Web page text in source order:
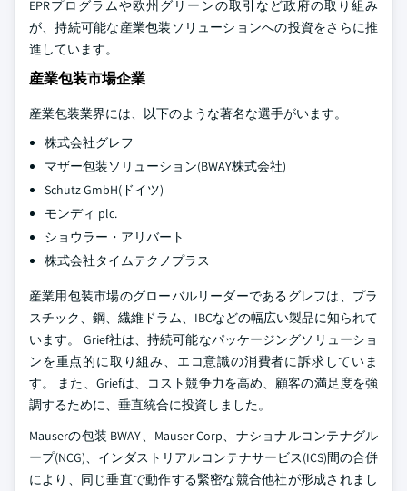
EPRプログラムや欧州グリーンの取引など政府の取り組み
が、持続可能な産業包装ソリューションへの投資をさらに推
進しています。
産業包装市場企業
産業包装業界には、以下のような著名な選手がいます。
株式会社グレフ
マザー包装ソリューション(BWAY株式会社)
Schutz GmbH(ドイツ)
モンディ plc.
ショウラー・アリバート
株式会社タイムテクノプラス
産業用包装市場のグローバルリーダーであるグレフは、プラ
スチック、鋼、繊維ドラム、IBCなどの幅広い製品に知られて
います。 Grief社は、持続可能なパッケージングソリューショ
ンを重点的に取り組み、エコ意識の消費者に訴求していま
す。 また、Griefは、コスト競争力を高め、顧客の満足度を強
調するために、垂直統合に投資しました。
Mauserの包装 BWAY、Mauser Corp、ナショナルコンテナグル
ープ(NCG)、インダストリアルコンテナサービス(ICS)間の合併
により、同じ垂直で動作する緊密な競合他社が形成されまし